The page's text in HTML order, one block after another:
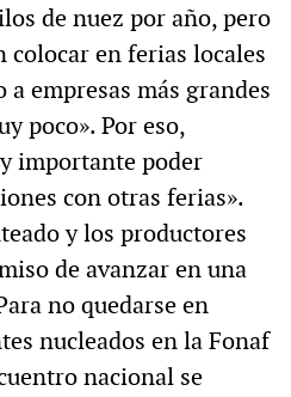
de nuez por año, pero
colocar en ferias locales
empresas más grandes
poco». Por eso,
importante poder
con otras ferias».
y los productores
de avanzar en una
no quedarse en
nucleados en la Fonaf
nacional se